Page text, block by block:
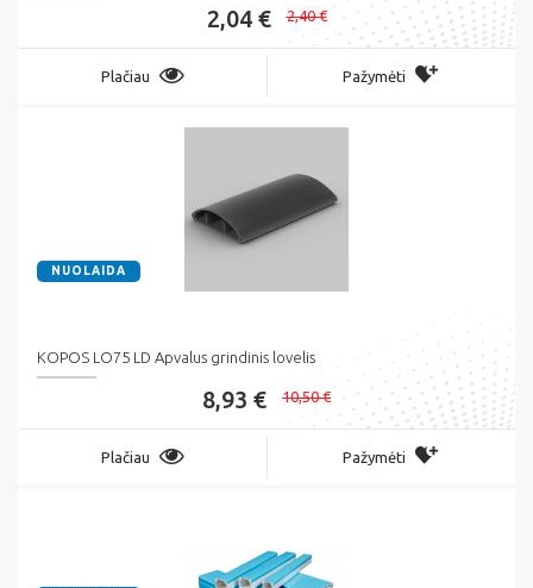
2,04 € 2,40 €
Plačiau Pažymėti
NUOLAIDA
KOPOS LO75 LD Apvalus grindinis lovelis
8,93 € 10,50 €
Plačiau Pažymėti